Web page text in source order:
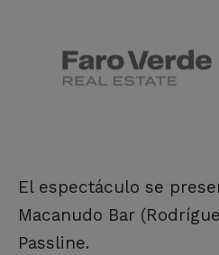
El espectáculo se
Macanudo Bar
Passline.